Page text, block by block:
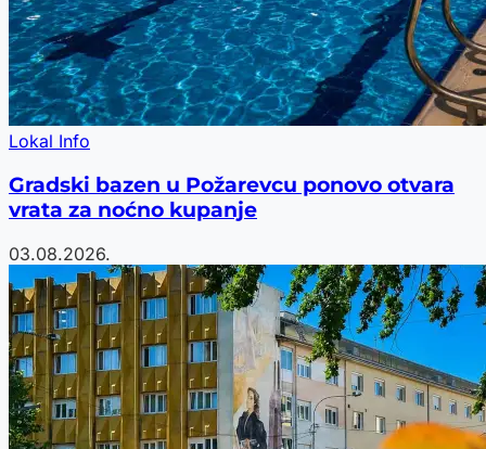
Lokal Info
Gradski bazen u Požarevcu ponovo otvara
vrata za noćno kupanje
03.08.2026.